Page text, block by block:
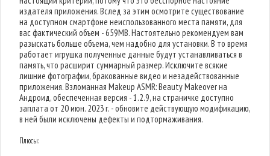
издателя приложения. Вслед за этим осмотрите существование
на доступном смартфоне неиспользованного места памяти, для
вас фактический объем - 659MB. Настоятельно рекомендуем вам
разыскать больше объема, чем надобно для установки. В то время
работает игрушка полученные данные будут устанавливаться в
память, что расширит суммарный размер. Исключите всякие
лишние фотографии, бракованные видео и незадействованные
приложения. Взломанная Makeup ASMR: Beauty Makeover на
Андроид, обеспеченная версия - 1.2.9, на страничке доступно
заплата от 20 июн. 2023 г. - обновите действующую модификацию,
в ней были исключены дефекты и подтормаживания.
Плюсы: